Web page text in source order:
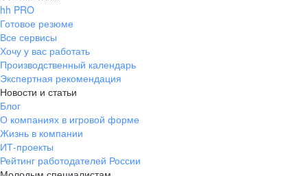
hh PRO
Готовое резюме
Все сервисы
Хочу у вас работать
Производственный календарь
Экспертная рекомендация
Новости и статьи
Блог
О компаниях в игровой форме
Жизнь в компании
ИТ-проекты
Рейтинг работодателей России